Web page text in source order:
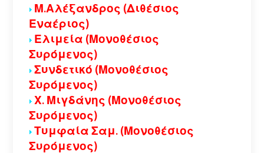
Μ.Αλέξανδρος (Διθέσιος
Εναέριος)
Ελιμεία (Μονοθέσιος
Συρόμενος)
Συνδετικό (Μονοθέσιος
Συρόμενος)
Χ. Μιγδάνης (Μονοθέσιος
Συρόμενος)
Τυμφαία Σαμ. (Μονοθέσιος
Συρόμενος)